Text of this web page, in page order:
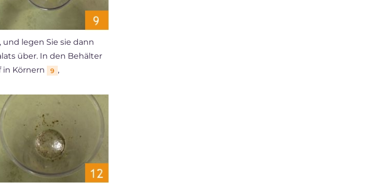
und legen Sie sie dann
über. In den Behälter
in Körnern 9 ,